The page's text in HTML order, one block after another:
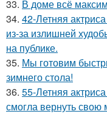
33. В доме всё
34. 42-Летняя
из-за излишней
на публике.
35. Мы готовим
зимнего стола!
36. 55-Летняя
смогла вернуть свою